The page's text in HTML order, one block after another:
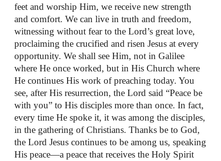
feet and worship Him, we receive new strength
and comfort. We can live in truth and freedom,
witnessing without fear to the Lord’s great love,
proclaiming the crucified and risen Jesus at every
opportunity. We shall see Him, not in Galilee
where He once worked, but in His Church where
He continues His work of preaching today. You
see, after His resurrection, the Lord said “Peace be
with you” to His disciples more than once. In fact,
every time He spoke it, it was among the disciples,
in the gathering of Christians. Thanks be to God,
the Lord Jesus continues to be among us, speaking
His peace—a peace that receives the Holy Spirit